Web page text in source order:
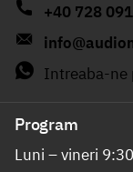
+40 728
Intreaba-ne
Program
Luni – vineri